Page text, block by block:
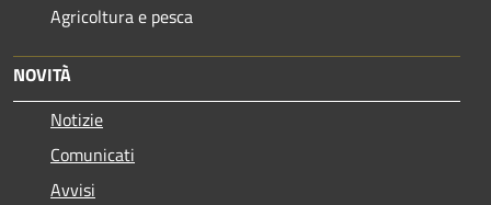
Agricoltura e pesca
NOVITÀ
Notizie
Comunicati
Avvisi